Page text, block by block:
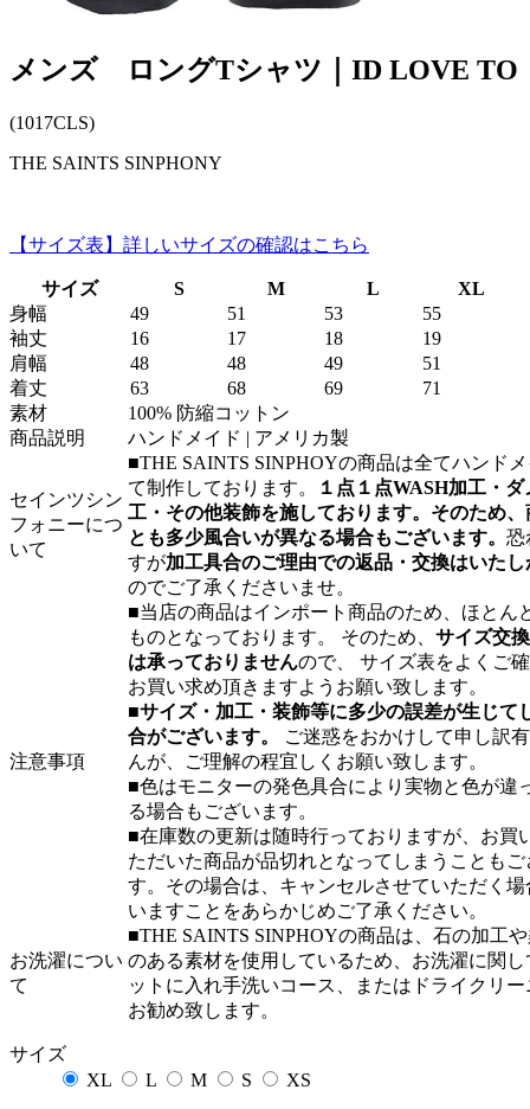
メンズ ロングTシャツ｜ID LOVE TO
(1017CLS)
THE SAINTS SINPHONY
【サイズ表】詳しいサイズの確認はこちら
サイズ S M L
XL
身幅
49 51 53
55
袖丈
16 17 18
19
肩幅
48 48 49
51
着丈
63 68 69
71
素材
100% 防縮コットン
商品説明
ハンドメイド | アメリカ製
セインツシン
フォニーにつ
いて
■THE SAINTS SINPHOYの商品は全てハンド
て制作しております。
１点１点WASH加工・
工・その他装飾を施しております。そのため、
とも多少風合いが異なる場合もございます。 恐
すが加工具合のご理由での返品・交換はいた
のでご了承くださいませ。
注意事項
■当店の商品はインポート商品のため、ほとん
ものとなっております。 そのため、 サイズ交
は承っておりませんので、 サイズ表をよくご
お買い求め頂きますようお願い致します。
■サイズ・加工・装飾等に多少の誤差が生じて
合がございます。
ご迷惑をおかけして申し訳
んが、ご理解の程宜しくお願い致します。
■色はモニターの発色具合により実物と色が違
る場合もございます。
■在庫数の更新は随時行っておりますが、お買
ただいた商品が品切れとなってしまうこともご
す。その場合は、キャンセルさせていただく場
いますことをあらかじめご了承ください。
お洗濯につい
て
■THE SAINTS SINPHOYの商品は、石の加工
のある素材を使用しているため、お洗濯に関し
ットに入れ手洗いコース、またはドライクリ
お勧め致します。
サイズ
XL
L M S XS